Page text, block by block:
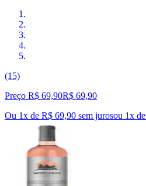
(15)
Preço R$ 69,90R$ 69,90
Ou 1x de R$ 69,90 sem jurosou 1x de